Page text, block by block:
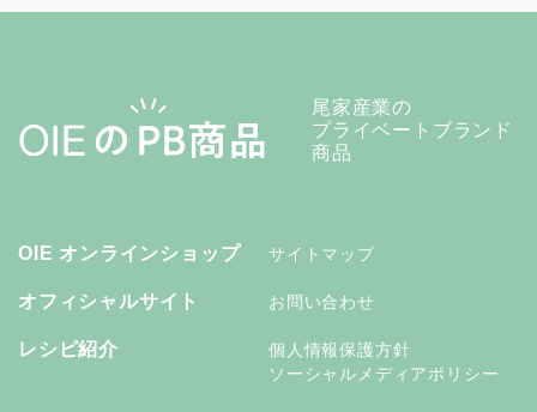
尾家産業の
プライベートブランド
商品
OIE オンラインショップ
オフィシャルサイト
レシピ紹介
サイトマップ
お問い合わせ
個人情報保護方針
ソーシャルメディアポリシー